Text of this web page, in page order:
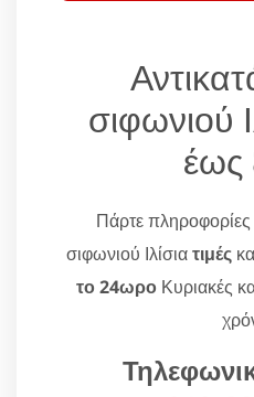
σιφωνιού
έως
Πάρτε πληροφορίες
σιφωνιού Ιλίσιατιμές
το 24ωρο Κυριακές